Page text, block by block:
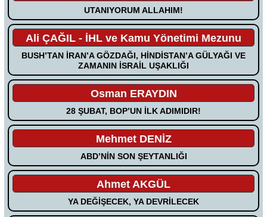
UTANIYORUM ALLAHIM!
Ali ÇAĞIL - İHL ve Kamu Yönetimi Mezunu
BUSH’TAN İRAN’A GÖZDAĞI, HİNDİSTAN’A GÜLYAĞI VE
ZAMANIN İSRAİL UŞAKLIĞI
Osman ERAYDIN
28 ŞUBAT, BOP’UN İLK ADIMIDIR!
Mehmet DENİZ
ABD’NİN SON ŞEYTANLIĞI
Ahmet AKGÜL
YA DEĞİŞECEK, YA DEVRİLECEK